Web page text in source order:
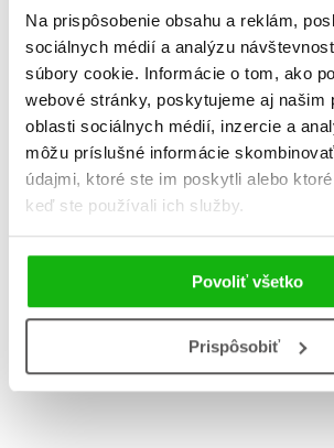
Na prispôsobenie obsahu a reklám,
sociálnych médií a analýzu
súbory cookie. Informácie o tom, ako
webové stránky, poskytujeme aj našim
oblasti sociálnych médií, inzercie a
môžu príslušné informácie
údajmi, ktoré ste im poskytli alebo
keď ste používali ich služby.
Povoliť všetko
Prispôsobiť
Sluha dvou pánů
A1/A2
Valeria De Tommaso
Do košíka
10,19 €